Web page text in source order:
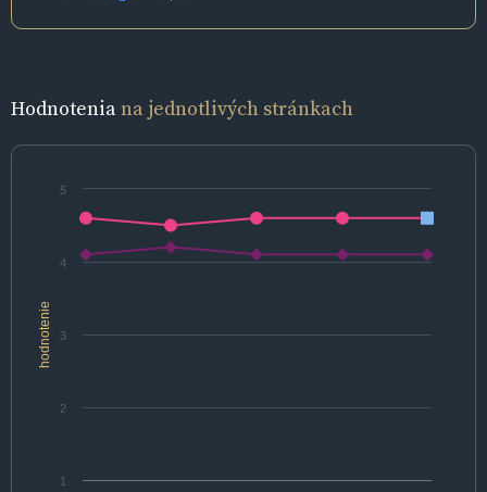
Hodnoteniana jednotlivých stránkach
hodnotenie
1
2
3
4
5